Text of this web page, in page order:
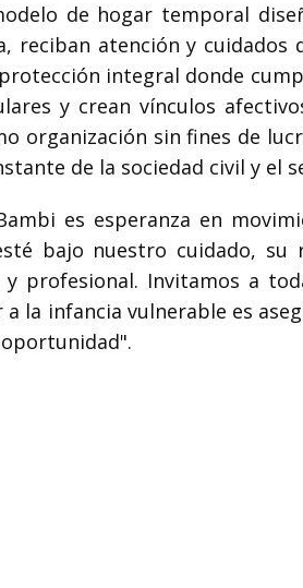
de hogar temporal
atención y cuidados
integral donde
y crean vínculos
organización sin fines de
de la sociedad civil y el
es esperanza en
bajo nuestro cuidado, su
profesional. Invitamos a
la infancia vulnerable es